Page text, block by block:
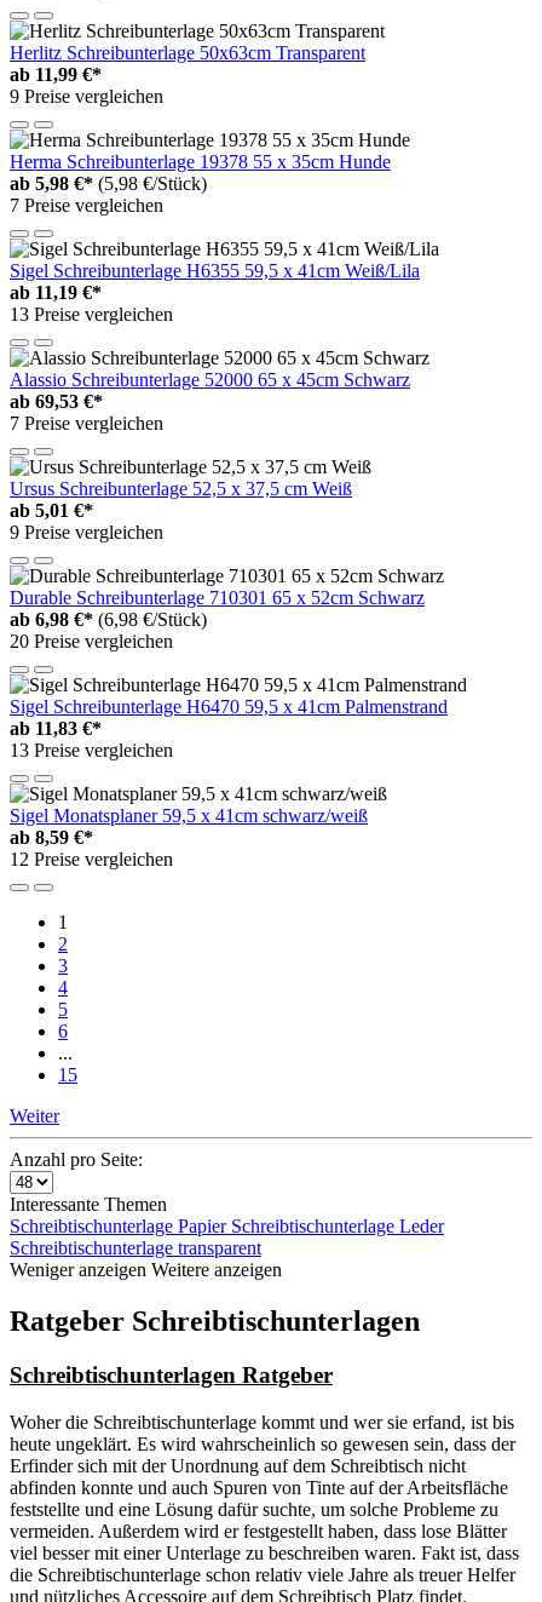
Herlitz Schreibunterlage 50x63cm Transparent
ab 11,99 €*
9 Preise vergleichen
Herma Schreibunterlage 19378 55 x 35cm Hunde
ab 5,98 €* (5,98 €/Stück)
7 Preise vergleichen
Sigel Schreibunterlage H6355 59,5 x 41cm Weiß/Lila
ab 11,19 €*
13 Preise vergleichen
Alassio Schreibunterlage 52000 65 x 45cm Schwarz
ab 69,53 €*
7 Preise vergleichen
Ursus Schreibunterlage 52,5 x 37,5 cm Weiß
ab 5,01 €*
9 Preise vergleichen
Durable Schreibunterlage 710301 65 x 52cm Schwarz
ab 6,98 €* (6,98 €/Stück)
20 Preise vergleichen
Sigel Schreibunterlage H6470 59,5 x 41cm Palmenstrand
ab 11,83 €*
13 Preise vergleichen
Sigel Monatsplaner 59,5 x 41cm schwarz/weiß
ab 8,59 €*
12 Preise vergleichen
1
2
3
4
5
6
...
15
Weiter
Anzahl pro Seite:
Interessante Themen
Schreibtischunterlage Papier Schreibtischunterlage Leder
Schreibtischunterlage transparent
Weniger anzeigen Weitere anzeigen
Ratgeber Schreibtischunterlagen
Schreibtischunterlagen Ratgeber
Woher die Schreibtischunterlage kommt und wer sie erfand, ist bis
heute ungeklärt. Es wird wahrscheinlich so gewesen sein, dass der
Erfinder sich mit der Unordnung auf dem Schreibtisch nicht
abfinden konnte und auch Spuren von Tinte auf der Arbeitsfläche
feststellte und eine Lösung dafür suchte, um solche Probleme zu
vermeiden. Außerdem wird er festgestellt haben, dass lose Blätter
viel besser mit einer Unterlage zu beschreiben waren. Fakt ist, dass
die Schreibtischunterlage schon relativ viele Jahre als treuer Helfer
und nützliches Accessoire auf dem Schreibtisch Platz findet.